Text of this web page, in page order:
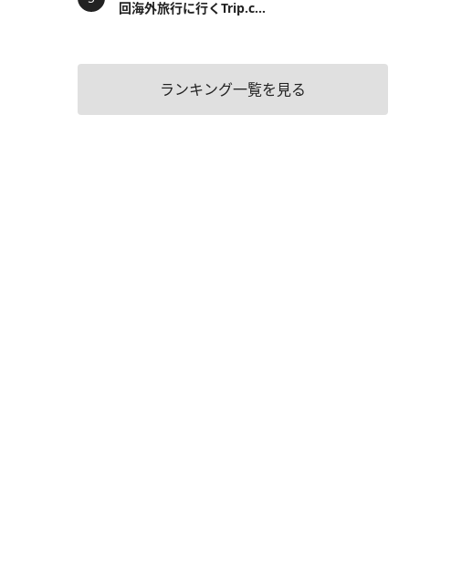
回海外旅行に行くTrip.c...
ランキング一覧を見る